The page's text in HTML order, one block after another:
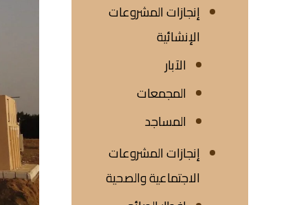
إنجازات المشروعات
الإنشائية
الآبار
المجمعات
المساجد
إنجازات المشروعات
الاجتماعية والصحية